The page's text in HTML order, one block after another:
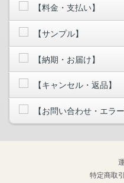
【料金・支払い】
【サンプル】
【納期・お届け】
【キャンセル・返品】
【お問い合わせ・エラー
特定商取